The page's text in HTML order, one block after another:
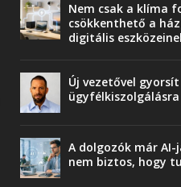
Nem csak a klíma
csökkenthető a
digitális
Új vezetővel
ügyfélkiszolgálásra
A dolgozók már AI-
nem biztos, hogy